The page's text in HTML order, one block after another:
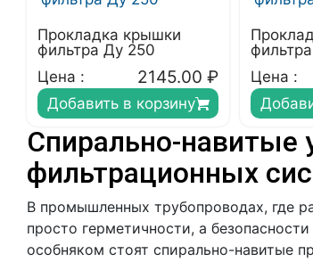
Прокладка крышки
фильтра Ду 250
Цена :
2145.00 ₽
Добавить в корзину
Цена :
Спирально-навитые
фильтрационных
В промышленных трубопроводах, где
просто герметичности, а
особняком стоят спирально-навитые